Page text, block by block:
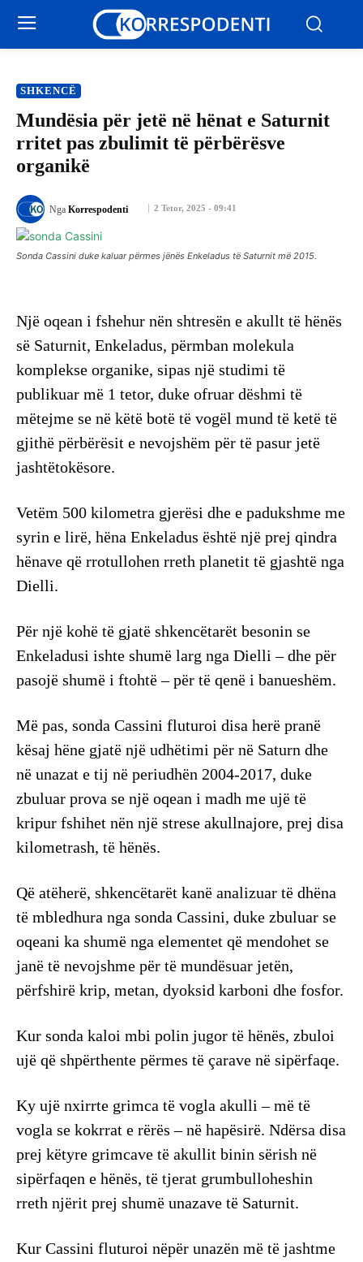
SHKENCË
Mundësia për jetë në hënat e Saturnit
rritet pas zbulimit të përbërësve
organikë
2 Tetor, 2025 - 09:41
Nga Korrespodenti
Sonda Cassini duke kaluar përmes jënës Enkeladus të Saturnit më 2015.
Një oqean i fshehur nën shtresën e akullt të hënës
së Saturnit, Enkeladus, përmban molekula
komplekse organike, sipas një studimi të
publikuar më 1 tetor, duke ofruar dëshmi të
mëtejme se në këtë botë të vogël mund të ketë të
gjithë përbërësit e nevojshëm për të pasur jetë
jashtëtokësore.
Vetëm 500 kilometra gjerësi dhe e padukshme me
syrin e lirë, hëna Enkeladus është një prej qindra
hënave që rrotullohen rreth planetit të gjashtë nga
Dielli.
Për një kohë të gjatë shkencëtarët besonin se
Enkeladusi ishte shumë larg nga Dielli – dhe për
pasojë shumë i ftohtë – për të qenë i banueshëm.
Më pas, sonda Cassini fluturoi disa herë pranë
kësaj hëne gjatë një udhëtimi për në Saturn dhe
në unazat e tij në periudhën 2004-2017, duke
zbuluar prova se një oqean i madh me ujë të
kripur fshihet nën një strese akullnajore, prej disa
kilometrash, të hënës.
Që atëherë, shkencëtarët kanë analizuar të dhëna
të mbledhura nga sonda Cassini, duke zbuluar se
oqeani ka shumë nga elementet që mendohet se
janë të nevojshme për të mundësuar jetën,
përfshirë krip, metan, dyoksid karboni dhe fosfor.
Kur sonda kaloi mbi polin jugor të hënës, zbuloi
ujë që shpërthente përmes të çarave në sipërfaqe.
Ky ujë nxirrte grimca të vogla akulli – më të
vogla se kokrrat e rërës – në hapësirë. Ndërsa disa
prej këtyre grimcave të akullit binin sërish në
sipërfaqen e hënës, të tjerat grumbulloheshin
rreth njërit prej shumë unazave të Saturnit.
Kur Cassini fluturoi nëpër unazën më të jashtme